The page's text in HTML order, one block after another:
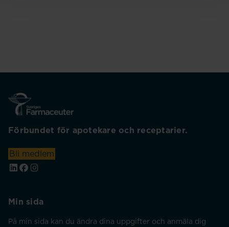
Förbundet för apotekare och receptarier.
Bli medlem
Min sida
På min sida kan du ändra dina uppgifter och anmäla dig